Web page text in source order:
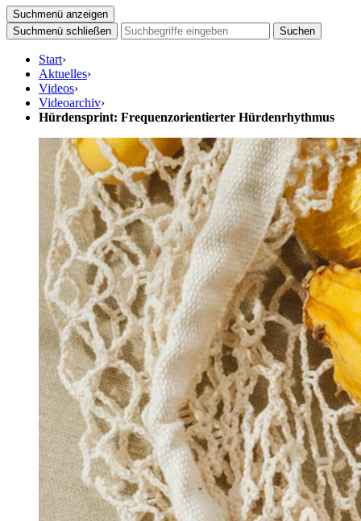
Suchmenü anzeigen
Suchmenü schließen
Suchen
Start›
Aktuelles›
Videos›
Videoarchiv›
Hürdensprint: Frequenzorientierter Hürdenrhythmus